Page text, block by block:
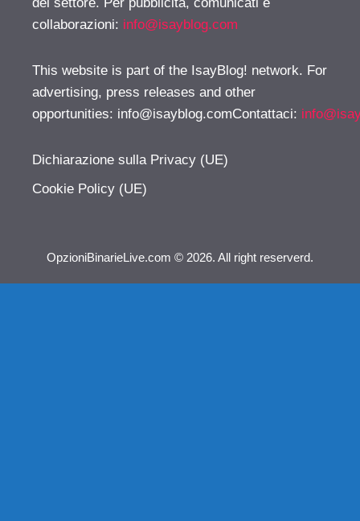
del settore. Per pubblicità, comunicati e
collaborazioni: info@isayblog.com
This website is part of the IsayBlog! network. For
advertising, press releases and other
opportunities: info@isayblog.comContattaci:
Dichiarazione sulla Privacy (UE)
Cookie Policy (UE)
OpzioniBinarieLive.com © 2026. All right reserverd.